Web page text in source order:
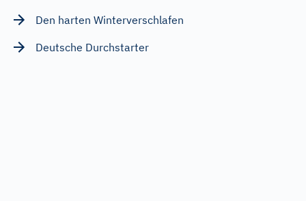
Den harten Winterverschlafen
Deutsche Durchstarter